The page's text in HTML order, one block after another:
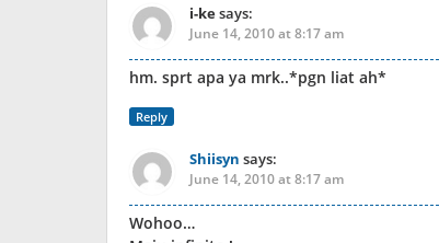
i-kesays:
June 14, 2010 at 8:17 am
hm. sprt apa ya mrk..*pgn liat ah*
Reply
Shiisyn says:
June 14, 2010 at 8:17 am
Wohoo…